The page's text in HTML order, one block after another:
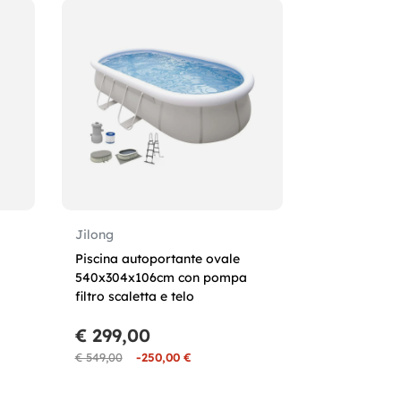
Jilong
Piscina autoportante ovale
540x304x106cm con pompa
filtro scaletta e telo
€ 549,00 -250,00 €
€ 299,00